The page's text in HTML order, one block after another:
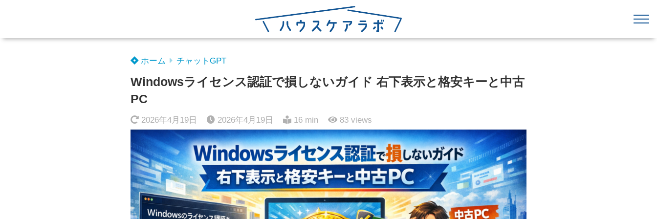
ホーム チャットGPT
Windowsライセンス認証で損しないガイド 右下表示と格安キーと中古
PC
2026年4月19日 2026年4月19日 16 min 83 views